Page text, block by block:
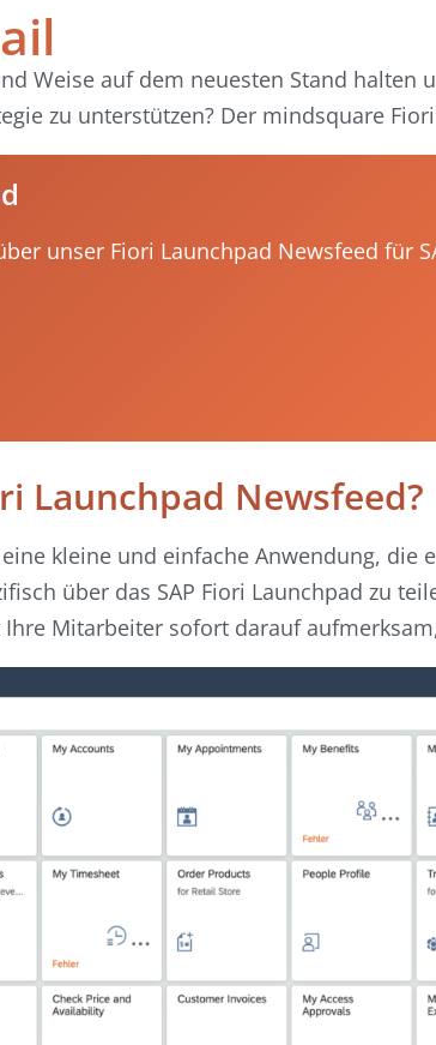
Weise auf dem neuesten Stand halten
zu unterstützen? Der mindsquare
unser Fiori Launchpad Newsfeed für
Launchpad Newsfeed?
kleine und einfache Anwendung,
über das SAP Fiori Launchpad zu
Mitarbeiter sofort darauf